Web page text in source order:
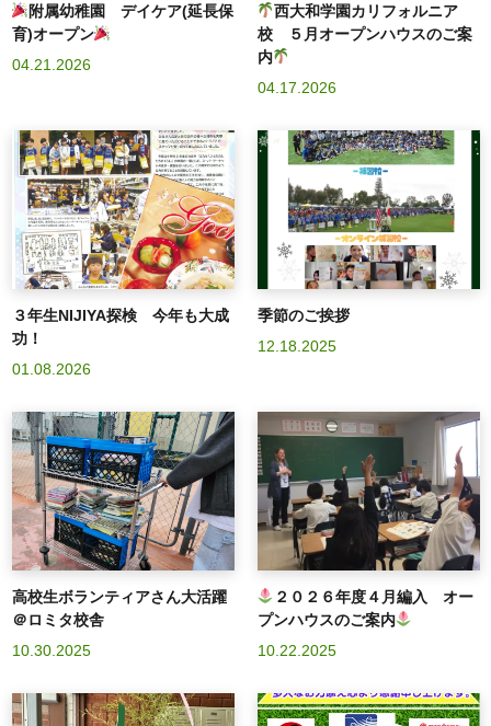
附属幼稚園 デイケア(延長保
育)オープン
04.21.2026
西大和学園カリフォルニア
校 ５月オープンハウスのご案
内
04.17.2026
３年生NIJIYA探検 今年も大成
功！
01.08.2026
季節のご挨拶
12.18.2025
高校生ボランティアさん大活躍
＠ロミタ校舎
10.30.2025
２０２６年度４月編入 オー
プンハウスのご案内
10.22.2025